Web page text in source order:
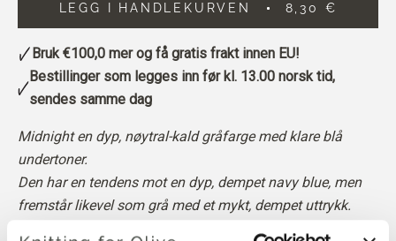
LEGG I HANDLEKURVEN 8,30 €
Bruk€100,0 mer og få gratis frakt innen EU!
Bestillinger som legges inn før kl. 13.00 norsk tid,
sendes samme dag
Midnight en dyp, nøytral-kald gråfarge med klare blå
undertoner.
Den har en tendens mot en dyp, dempet navy blue, men
fremstår likevel som grå med et mykt, dempet uttrykk.